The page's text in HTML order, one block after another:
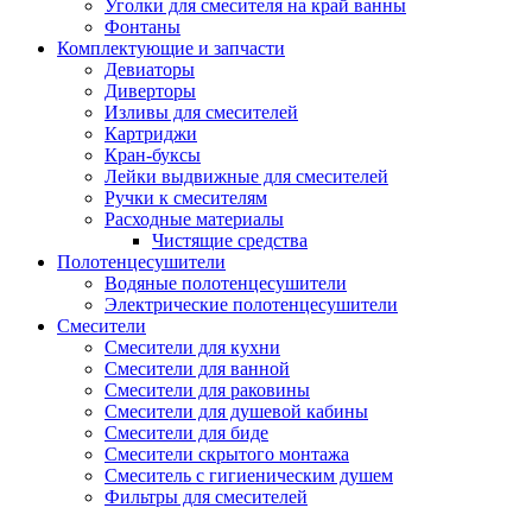
Уголки для смесителя на край ванны
Фонтаны
Комплектующие и запчасти
Девиаторы
Диверторы
Изливы для смесителей
Картриджи
Кран-буксы
Лейки выдвижные для смесителей
Ручки к смесителям
Расходные материалы
Чистящие средства
Полотенцесушители
Водяные полотенцесушители
Электрические полотенцесушители
Смесители
Смесители для кухни
Смесители для ванной
Смесители для раковины
Смесители для душевой кабины
Смесители для биде
Смесители скрытого монтажа
Смеситель с гигиеническим душем
Фильтры для смесителей